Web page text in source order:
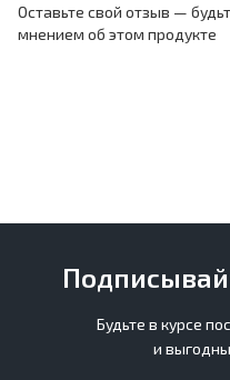
Оставьте свой отзыв —
мнением об этом продукте
Будьте в курсе
и